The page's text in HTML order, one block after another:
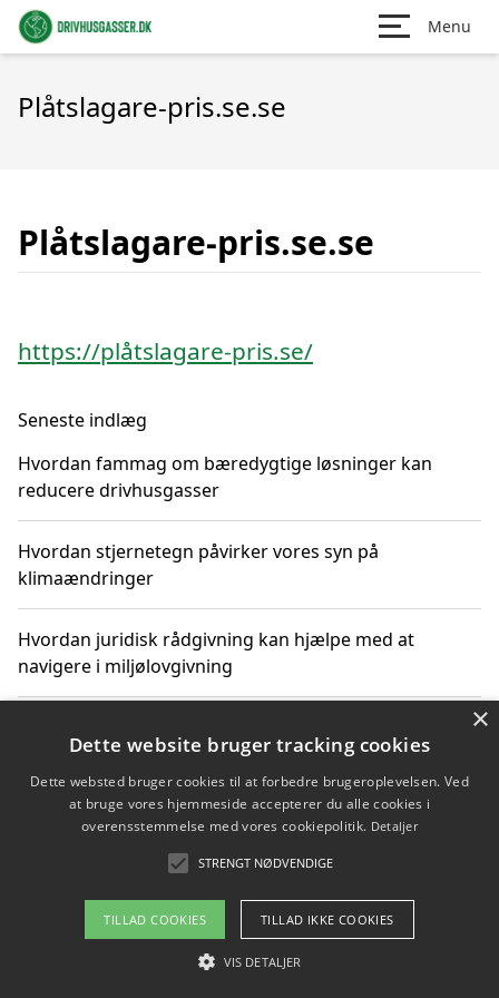
Menu
Plåtslagare-pris.se.se
Plåtslagare-pris.se.se
https://plåtslagare-pris.se/
Seneste indlæg
Hvordan fammag om bæredygtige løsninger kan
reducere drivhusgasser
Hvordan stjernetegn påvirker vores syn på
klimaændringer
Hvordan juridisk rådgivning kan hjælpe med at
navigere i miljølovgivning
Hvordan spil og underholdning online kan inspirere til
bæredygtige valg
Køb produkter i danske webshops for at spare på
transport og nedbringe CO2-udledning
Copyright 2026 - Pilanto Aps
Om / kontakt
×
Dette website bruger tracking cookies
Dette websted bruger cookies til at forbedre brugeroplevelsen. Ved
at bruge vores hjemmeside accepterer du alle cookies i
overensstemmelse med vores cookiepolitik. Detaljer
STRENGT NØDVENDIGE
TILLAD COOKIES TILLAD IKKE COOKIES
VIS DETALJER